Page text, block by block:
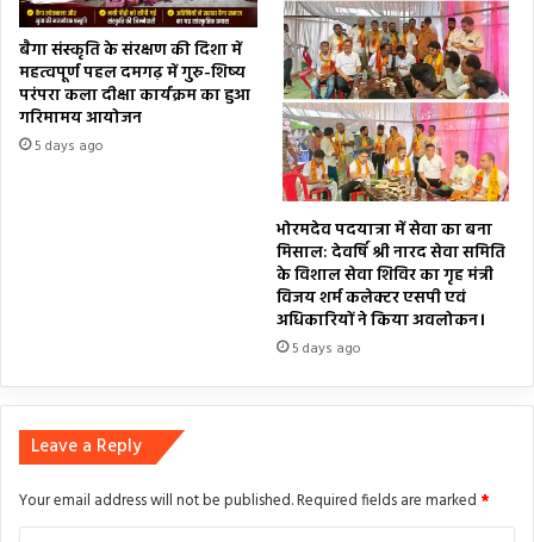
बैगा संस्कृति के संरक्षण की दिशा में
महत्वपूर्ण पहल दमगढ़ में गुरु-शिष्य
परंपरा कला दीक्षा कार्यक्रम का हुआ
गरिमामय आयोजन
5 days ago
भोरमदेव पदयात्रा में सेवा का बना
मिसाल: देवर्षि श्री नारद सेवा समिति
के विशाल सेवा शिविर का गृह मंत्री
विजय शर्म कलेक्टर एसपी एवं
अधिकारियों ने किया अवलोकन।
5 days ago
Leave a Reply
Your email address will not be published.Required fields are marked *